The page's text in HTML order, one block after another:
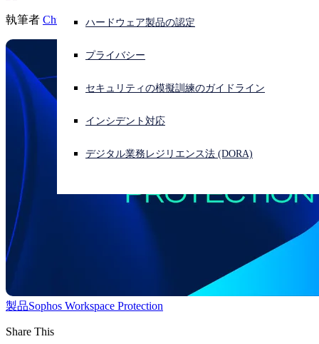
サイバー攻撃を受けている場合、連絡先はこちら
サインイン
Open search
日本語 Open language switcher
ハードウェア製品の認定
プライバシー
セキュリティの模擬訓練のガイドライン
インシデント対応
デジタル業務レジリエンス法 (DORA)
執筆者 Chris McCormack
製品Sophos Workspace Protection
Share This